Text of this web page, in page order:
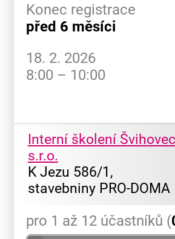
Konec registrace
před 6 měsíci
18. 2. 2026
8:00 – 10:00
Interní školení Švihovec
s.r.o.
K Jezu 586/1,
stavebniny PRO-DOMA
pro 1 až 12 účastníků (